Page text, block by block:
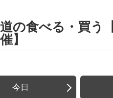
の食べる・買う
】
今日